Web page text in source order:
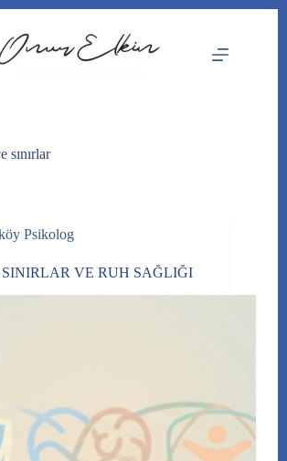
sınırlar
Psikolog
VE RUH SAĞLIĞI